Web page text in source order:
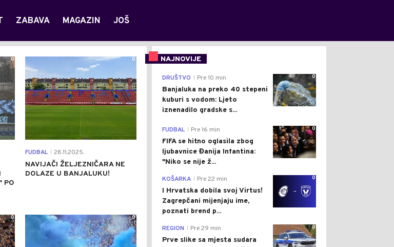
ZABAVA MAGAZIN JOŠ
PO
0
FUDBAL 28.11.2025.
NAVIJAČI ŽELJEZNIČARA NE
DOLAZE U BANJALUKU!
0
0 0
NAJNOVIJE
0
DRUŠTVO Pre 10 min
Banjaluka na preko 40 stepeni
kuburi s vodom: Ljeto
iznenadilo gradske s...
0
FUDBAL Pre 16 min
FIFA se hitno oglasila zbog
ljubavnice Đanija Infantina:
"Niko se nije ž...
0
KOŠARKA Pre 22 min
I Hrvatska dobila svoj Virtus!
Zagrepčani mijenjaju ime,
poznati brend p...
0
REGION Pre 29 min
Prve slike sa mjesta sudara